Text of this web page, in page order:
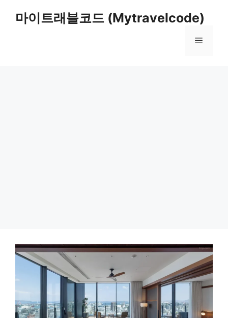
마이트래블코드 (Mytravelcode)
메